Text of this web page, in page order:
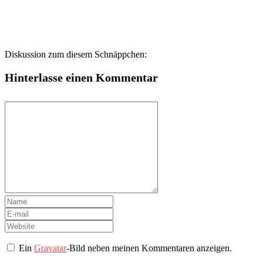
Diskussion zum diesem Schnäppchen:
Hinterlasse einen Kommentar
EinGravatar-Bild neben meinen Kommentaren anzeigen.